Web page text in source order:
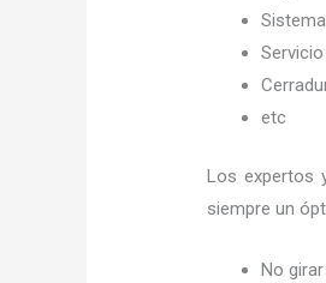
etc
Los expertos
siempre un
No